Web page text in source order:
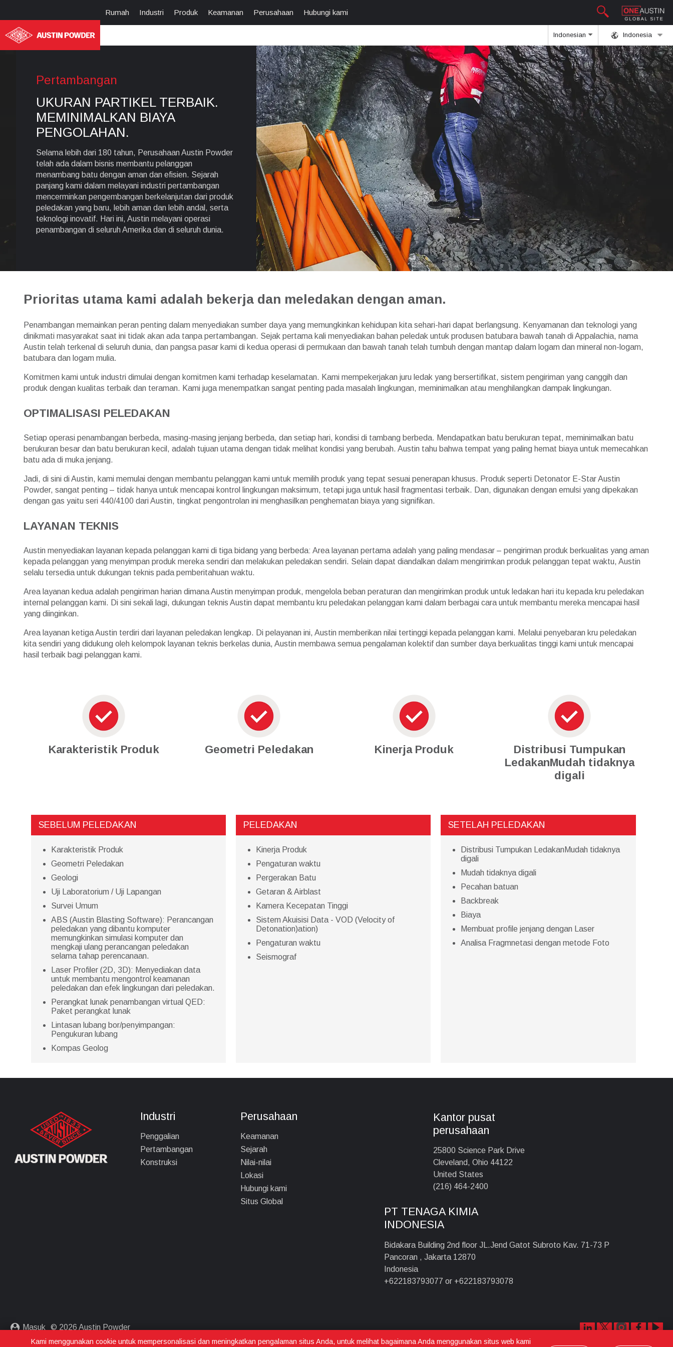
Rumah Industri Produk Keamanan Perusahaan Hubungi kami
Indonesia
Indonesian
Pertambangan
UKURAN PARTIKEL TERBAIK.
MEMINIMALKAN BIAYA
PENGOLAHAN.
Selama lebih dari 180 tahun, Perusahaan Austin Powder
telah ada dalam bisnis membantu pelanggan
menambang batu dengan aman dan efisien. Sejarah
panjang kami dalam melayani industri pertambangan
mencerminkan pengembangan berkelanjutan dari produk
peledakan yang baru, lebih aman dan lebih andal, serta
teknologi inovatif. Hari ini, Austin melayani operasi
penambangan di seluruh Amerika dan di seluruh dunia.
Prioritas utama kami adalah bekerja dan meledakan dengan aman.
Penambangan memainkan peran penting dalam menyediakan sumber daya yang memungkinkan kehidupan kita sehari-hari dapat berlangsung. Kenyamanan dan teknologi yang
dinikmati masyarakat saat ini tidak akan ada tanpa pertambangan. Sejak pertama kali menyediakan bahan peledak untuk produsen batubara bawah tanah di Appalachia, nama
Austin telah terkenal di seluruh dunia, dan pangsa pasar kami di kedua operasi di permukaan dan bawah tanah telah tumbuh dengan mantap dalam logam dan mineral non-logam,
batubara dan logam mulia.
Komitmen kami untuk industri dimulai dengan komitmen kami terhadap keselamatan. Kami mempekerjakan juru ledak yang bersertifikat, sistem pengiriman yang canggih dan
produk dengan kualitas terbaik dan teraman. Kami juga menempatkan sangat penting pada masalah lingkungan, meminimalkan atau menghilangkan dampak lingkungan.
OPTIMALISASI PELEDAKAN
Setiap operasi penambangan berbeda, masing-masing jenjang berbeda, dan setiap hari, kondisi di tambang berbeda. Mendapatkan batu berukuran tepat, meminimalkan batu
berukuran besar dan batu berukuran kecil, adalah tujuan utama dengan tidak melihat kondisi yang berubah. Austin tahu bahwa tempat yang paling hemat biaya untuk memecahkan
batu ada di muka jenjang.
Jadi, di sini di Austin, kami memulai dengan membantu pelanggan kami untuk memilih produk yang tepat sesuai penerapan khusus. Produk seperti Detonator E-Star Austin
Powder, sangat penting – tidak hanya untuk mencapai kontrol lingkungan maksimum, tetapi juga untuk hasil fragmentasi terbaik. Dan, digunakan dengan emulsi yang dipekakan
dengan gas yaitu seri 440/4100 dari Austin, tingkat pengontrolan ini menghasilkan penghematan biaya yang signifikan.
LAYANAN TEKNIS
Austin menyediakan layanan kepada pelanggan kami di tiga bidang yang berbeda: Area layanan pertama adalah yang paling mendasar – pengiriman produk berkualitas yang aman
kepada pelanggan yang menyimpan produk mereka sendiri dan melakukan peledakan sendiri. Selain dapat diandalkan dalam mengirimkan produk pelanggan tepat waktu, Austin
selalu tersedia untuk dukungan teknis pada pemberitahuan waktu.
Area layanan kedua adalah pengiriman harian dimana Austin menyimpan produk, mengelola beban peraturan dan mengirimkan produk untuk ledakan hari itu kepada kru peledakan
internal pelanggan kami. Di sini sekali lagi, dukungan teknis Austin dapat membantu kru peledakan pelanggan kami dalam berbagai cara untuk membantu mereka mencapai hasil
yang diinginkan.
Area layanan ketiga Austin terdiri dari layanan peledakan lengkap. Di pelayanan ini, Austin memberikan nilai tertinggi kepada pelanggan kami. Melalui penyebaran kru peledakan
kita sendiri yang didukung oleh kelompok layanan teknis berkelas dunia, Austin membawa semua pengalaman kolektif dan sumber daya berkualitas tinggi kami untuk mencapai
hasil terbaik bagi pelanggan kami.
Karakteristik Produk Geometri Peledakan Kinerja Produk
Distribusi Tumpukan
LedakanMudah tidaknya
digali
SEBELUM PELEDAKAN
Karakteristik Produk
Geometri Peledakan
Geologi
Uji Laboratorium / Uji Lapangan
Survei Umum
ABS (Austin Blasting Software): Perancangan
peledakan yang dibantu komputer
memungkinkan simulasi komputer dan
mengkaji ulang perancangan peledakan
selama tahap perencanaan.
Laser Profiler (2D, 3D): Menyediakan data
untuk membantu mengontrol keamanan
peledakan dan efek lingkungan dari peledakan.
Perangkat lunak penambangan virtual QED:
Paket perangkat lunak
Lintasan lubang bor/penyimpangan:
Pengukuran lubang
Kompas Geolog
PELEDAKAN
Kinerja Produk
Pengaturan waktu
Pergerakan Batu
Getaran & Airblast
Kamera Kecepatan Tinggi
Sistem Akuisisi Data - VOD (Velocity of
Detonation)ation)
Pengaturan waktu
Seismograf
SETELAH PELEDAKAN
Distribusi Tumpukan LedakanMudah tidaknya
digali
Mudah tidaknya digali
Pecahan batuan
Backbreak
Biaya
Membuat profile jenjang dengan Laser
Analisa Fragmnetasi dengan metode Foto
Industri
Penggalian
Pertambangan
Konstruksi
Perusahaan
Keamanan
Sejarah
Nilai-nilai
Lokasi
Hubungi kami
Situs Global
Kantor pusat
perusahaan
25800 Science Park Drive
Cleveland, Ohio 44122
United States
(216) 464-2400
PT TENAGA KIMIA
INDONESIA
Bidakara Building 2nd floor JL.Jend Gatot Subroto Kav. 71-73 P
Pancoran , Jakarta 12870
Indonesia
+622183793077 or +622183793078
Masuk © 2026 Austin Powder
Rahasia pribadi
Kami menggunakan cookie untuk mempersonalisasi dan meningkatkan pengalaman situs Anda, untuk melihat bagaimana Anda menggunakan situs web kami